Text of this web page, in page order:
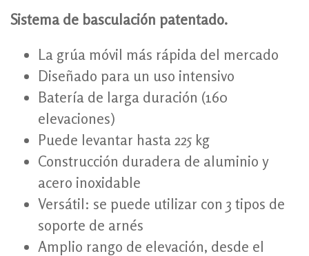
Sistema de basculación patentado.
La grúa móvil más rápida del mercado
Diseñado para un uso intensivo
Batería de larga duración (160
elevaciones)
Puede levantar hasta 225 kg
Construcción duradera de aluminio y
acero inoxidable
Versátil: se puede utilizar con 3 tipos de
soporte de arnés
Amplio rango de elevación, desde el